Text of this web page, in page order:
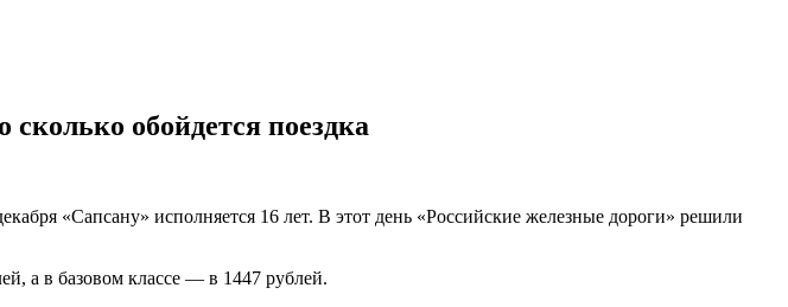
обойдется поездка
«Сапсану» исполняется 16 лет. В этот день «Российские железные дороги» решили
а в базовом классе — в 1447 рублей.